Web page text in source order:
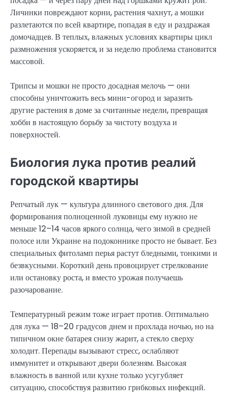
Личинки повреждают корни, растения чахнут, а мошки
разлетаются по всей квартире, попадая в еду и раздражая
домочадцев. В теплых, влажных условиях квартиры цикл
размножения ускоряется, и за неделю проблема становится
массовой.
Трипсы и мошки не просто досадная мелочь — они
способны уничтожить весь мини-огород и заразить
другие растения в доме за считанные недели, превращая
хобби в настоящую борьбу за чистоту воздуха и
поверхностей.
Биология лука против реалий
городской квартиры
Репчатый лук — культура длинного светового дня. Для
формирования полноценной луковицы ему нужно не
меньше 12–14 часов яркого солнца, чего зимой в средней
полосе или Украине на подоконнике просто не бывает. Без
специальных фитоламп перья растут бледными, тонкими и
безвкусными. Короткий день провоцирует стрелкование
или остановку роста, и вместо урожая получаешь
разочарование.
Температурный режим тоже играет против. Оптимально
для лука — 18–20 градусов днем и прохлада ночью, но на
типичном окне батарея снизу жарит, а стекло сверху
холодит. Перепады вызывают стресс, ослабляют
иммунитет и открывают двери болезням. Высокая
влажность в ванной или кухне только усугубляет
ситуацию, способствуя развитию грибковых инфекций.